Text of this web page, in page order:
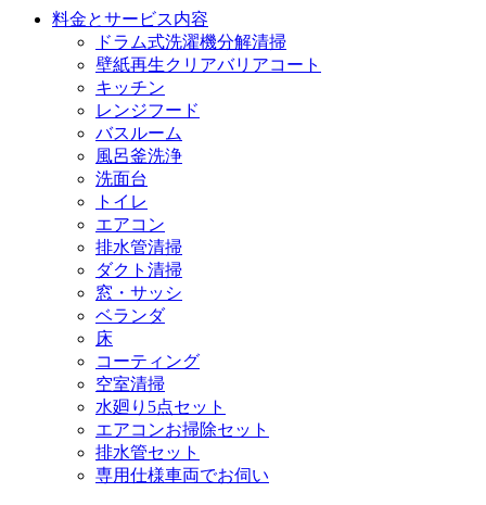
料金とサービス内容
ドラム式洗濯機分解清掃
壁紙再生クリアバリアコート
キッチン
レンジフード
バスルーム
風呂釜洗浄
洗面台
トイレ
エアコン
排水管清掃
ダクト清掃
窓・サッシ
ベランダ
床
コーティング
空室清掃
水廻り5点セット
エアコンお掃除セット
排水管セット
専用仕様車両でお伺い